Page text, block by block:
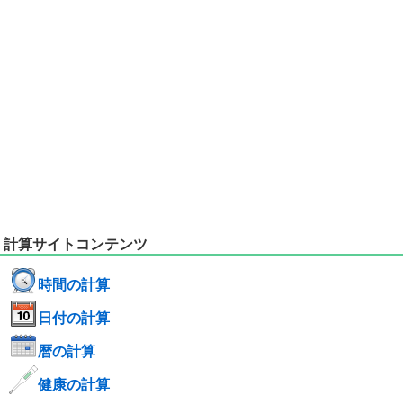
計算サイトコンテンツ
時間の計算
日付の計算
暦の計算
健康の計算